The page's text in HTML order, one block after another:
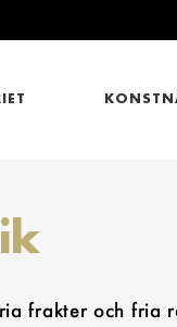
frakter och fria